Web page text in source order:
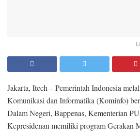
Jakarta, Itech – Pemerintah Indonesia
Komunikasi dan Informatika (Kominfo)
Dalam Negeri, Bappenas, Kementerian
Kepresidenan memiliki program Gerakan